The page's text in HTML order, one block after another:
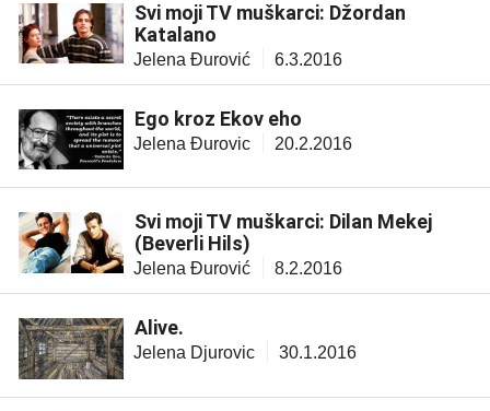
Svi moji TV muškarci: Džordan
Katalano
Jelena Đurović 6.3.2016
Ego kroz Ekov eho
Jelena Đurovic 20.2.2016
Svi moji TV muškarci: Dilan Mekej
(Beverli Hils)
Jelena Đurović 8.2.2016
Alive.
Jelena Djurovic 30.1.2016